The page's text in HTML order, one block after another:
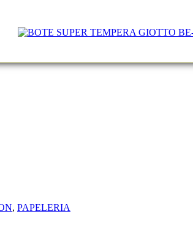
, PAPELERIA